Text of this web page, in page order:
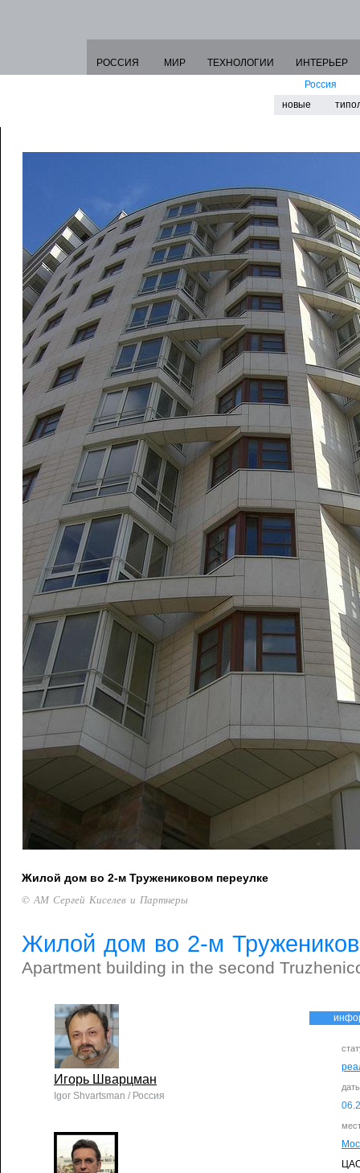
РОССИЯ МИР ТЕХНОЛОГИИ
ИНТЕРЬЕР
Россия
новые
Жилой дом во 2-м Тружениковом переулке
© АМ Сергей Киселев и Партнеры
Жилой дом во 2-м
Apartment building in the second
06.
Игорь Шварцман
Igor Shvartsman / Россия